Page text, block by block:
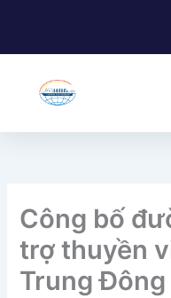
nội
Công bố
trợ thuyền
Trung Đông